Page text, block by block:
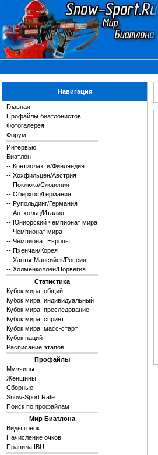
Навигация
Главная
Профайлы биатлонистов
Фотогалерея
Форум
Интервью
Биатлон
-- Контиолахти/Финляндия
-- Хохфильцен/Австрия
-- Поклюка/Словения
-- Оберхоф/Германия
-- Рупольдинг/Германия
-- Антхольц/Италия
-- Юниорский чемпионат мира
-- Чемпионат мира
-- Чемпионат Европы
-- Пхенчан/Корея
-- Ханты-Мансийск/Россия
-- Холменколлен/Норвегия
Статистика
Кубок мира: общий
Кубок мира: индивидуальный
Кубок мира: преследование
Кубок мира: спринт
Кубок мира: масс-старт
Кубок наций
Расписание этапов
Профайлы
Мужчины
Женщины
Сборные
Snow-Sport Rate
Поиск по профайлам
Мир Биатлона
Виды гонок
Начисление очков
Правила IBU